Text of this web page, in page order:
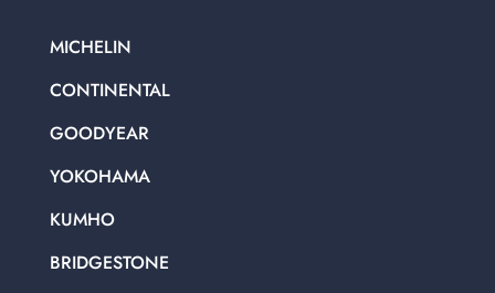
MICHELIN
CONTINENTAL
GOODYEAR
YOKOHAMA
KUMHO
BRIDGESTONE